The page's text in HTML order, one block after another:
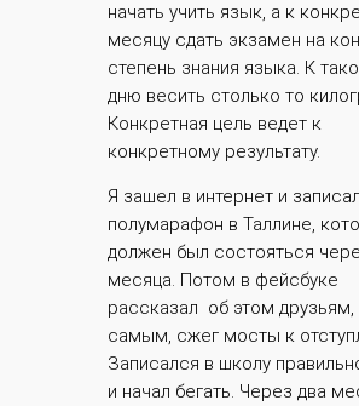
начать учить язык, а к
месяцу сдать экзамен на
степень знания языка. К
дню весить столько то
Конкретная цель ведет к
конкретному результату.
Я зашел в интернет и
полумарафон в Таллине,
должен был состояться
месяца. Потом в фейсбуке
рассказал об этом друзьям,
самым, сжег мосты к
Записался в школу
и начал бегать. Через два